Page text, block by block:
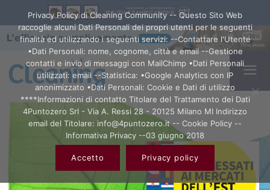
Privacy Policy di Cleaning Community -- Questo Sito Web
raccoglie alcuni Dati Personali dei propri utenti per le seguenti
finalità ed utilizzando i seguenti servizi: --Contattare l'Utente
•Dati Personali: nome, cognome, città e email --Gestione
contatti e invio di messaggi con MailChimp •Dati Personali
utilizzati: email --Statistica: •Google Analytics con IP
anonimizzato •Dati Personali: Cookie e Dati di utilizzo
****Informazioni di contatto Titolare del Trattamento dei Dati
4Puntozero Srl - Via A. Ressi 28 - 20125 Milano MI Indirizzo
email del Titolare: info@4puntozero.it -- Cookie Policy --
Informativa Privacy --03 giugno 2018
Accetto Privacy policy